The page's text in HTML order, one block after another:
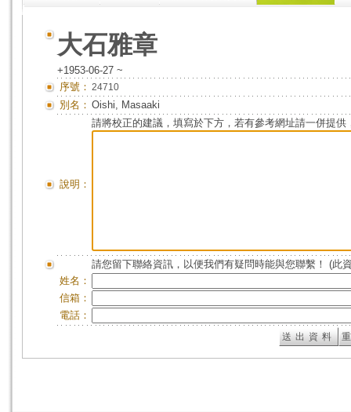
大石雅章
+1953-06-27 ~
序號： 24710
別名： Oishi, Masaaki
說明：
請將校正的建議，填寫於下方，若有參考網址請一併提供
請您留下聯絡資訊，以便我們有疑問時能與您聯繫！ (此
姓名：
信箱：
電話：